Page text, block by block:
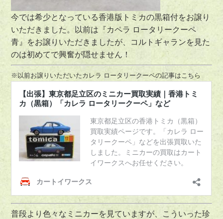
今では希少となっている香港版トミカの黒箱付をお譲り
いただきました。以前は『カペラ ロータリークーペ
青』をお譲りいただきましたが、コルトギャランを見た
のは初めてで興奮が隠せません！
※以前お譲りいただいたカレラ ロータリークーペの記事はこちら
普段より色々なミニカーを見ていますが、こういった珍